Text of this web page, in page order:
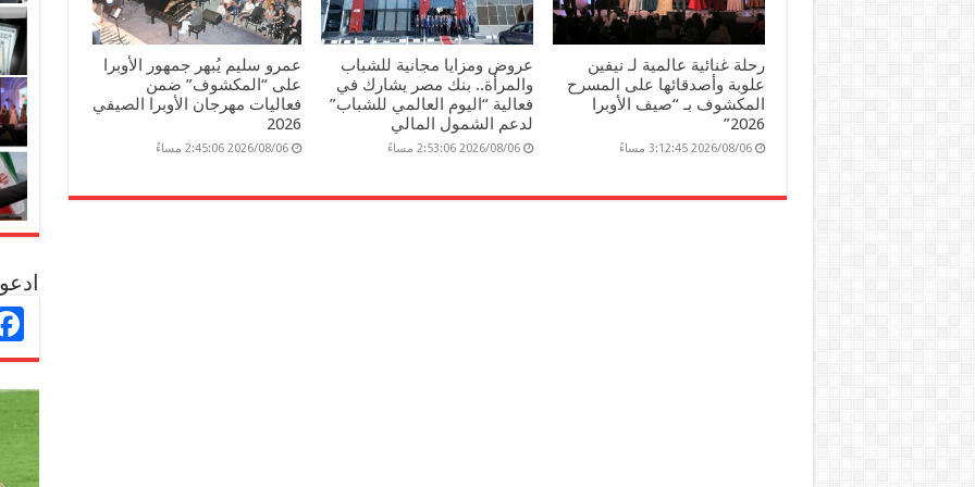
رحلة غنائية عالمية لـ نيفين
علوبة وأصدقائها على المسرح
المكشوف بـ “صيف الأوبرا
2026”
2026/08/06 3:12:45 مساءً
عروض ومزايا مجانية للشباب
والمرأة.. بنك مصر يشارك في
فعالية “اليوم العالمي للشباب”
لدعم الشمول المالي
2026/08/06 2:53:06 مساءً
عمرو سليم يُبهر جمهور الأوبرا
على “المكشوف” ضمن
فعاليات مهرجان الأوبرا الصيفي
2026
2026/08/06 2:45:06 مساءً